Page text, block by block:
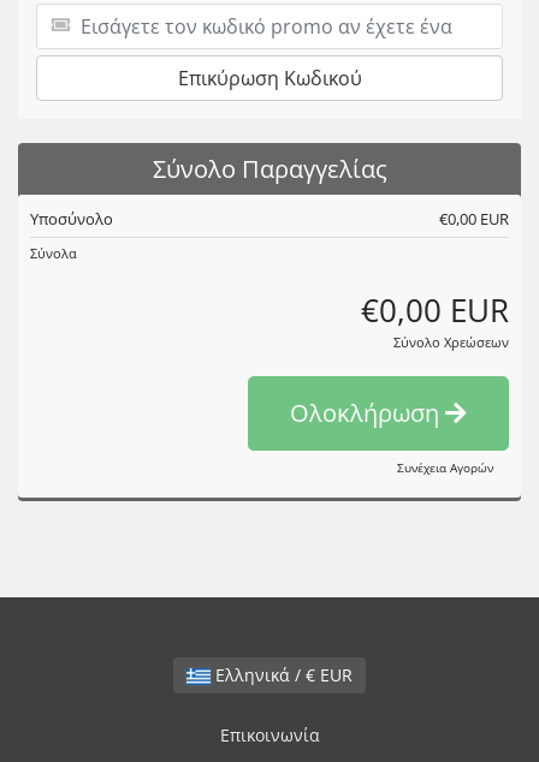
Επικύρωση Κωδικού
Σύνολο Παραγγελίας
Υποσύνολο €0,00 EUR
Σύνολα
€0,00 EUR
Σύνολο Χρεώσεων
Ολοκλήρωση
Συνέχεια Αγορών
Ελληνικά / € EUR
Επικοινωνία